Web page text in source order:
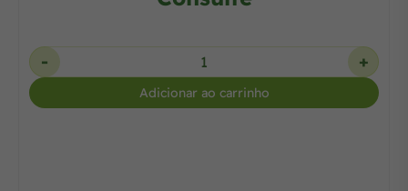
- +
Adicionar ao carrinho